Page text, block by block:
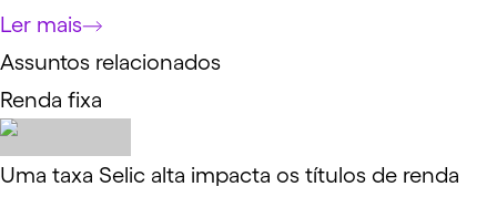
Ler mais
Assuntos relacionados
Renda fixa
Uma taxa Selic alta impacta os títulos de renda